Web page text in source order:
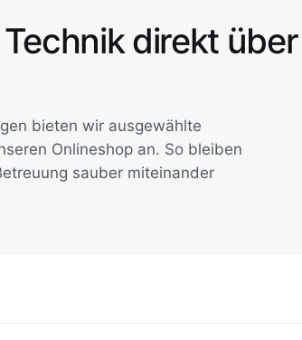
direkt über
bieten wir ausgewählte
Onlineshop an. So bleiben
sauber miteinander